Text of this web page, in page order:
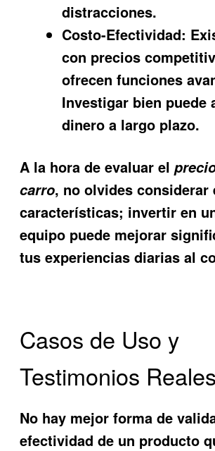
distracciones.
Costo-Efectividad:
con precios
ofrecen funciones
Investigar bien puede
dinero a largo plazo.
A la hora de evaluar el
carro, no olvides considerar
características; invertir en
equipo puede mejorar
tus experiencias diarias al
Casos de Uso y
Testimonios Reales
No hay mejor forma de
efectividad de un producto